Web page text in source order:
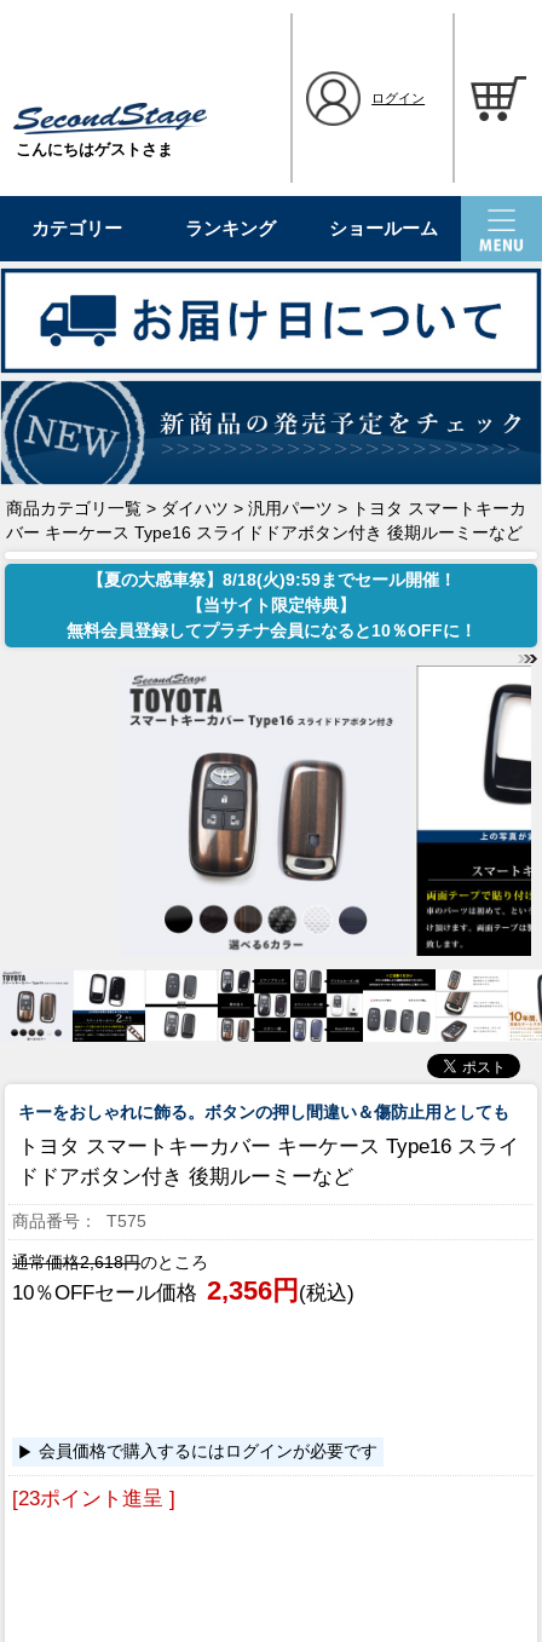
こんにちはゲストさま
ログイン
カテゴリー ランキング ショールーム
商品カテゴリ一覧 > ダイハツ > 汎用パーツ > トヨタ スマートキーカ
バー キーケース Type16 スライドドアボタン付き 後期ルーミーなど
【夏の大感車祭】8/18(火)9:59までセール開催！
【当サイト限定特典】
無料会員登録してプラチナ会員になると10％OFFに！
キーをおしゃれに飾る。ボタンの押し間違い＆傷防止用としても
トヨタ スマートキーカバー キーケース Type16 スライ
ドドアボタン付き 後期ルーミーなど
T575
通常価格2,618円のところ
10％OFFセール価格 2,356円 (税込)
会員価格で購入するにはログインが必要です
[23ポイント進呈 ]